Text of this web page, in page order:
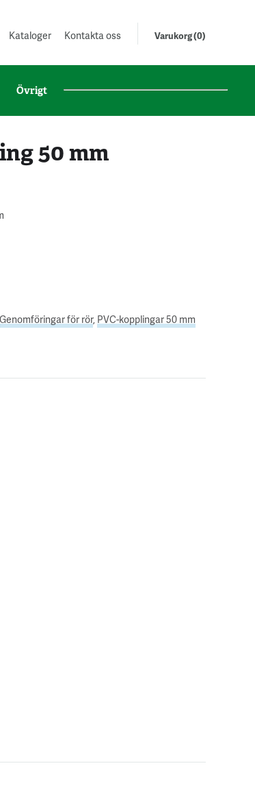
Varukorg (0)
Kataloger Kontakta oss
Övrigt
50 mm
Genomföringar för rör, PVC-kopplingar 50 mm